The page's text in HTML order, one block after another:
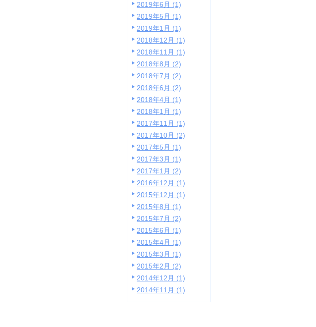
2019年6月 (1)
2019年5月 (1)
2019年1月 (1)
2018年12月 (1)
2018年11月 (1)
2018年8月 (2)
2018年7月 (2)
2018年6月 (2)
2018年4月 (1)
2018年1月 (1)
2017年11月 (1)
2017年10月 (2)
2017年5月 (1)
2017年3月 (1)
2017年1月 (2)
2016年12月 (1)
2015年12月 (1)
2015年8月 (1)
2015年7月 (2)
2015年6月 (1)
2015年4月 (1)
2015年3月 (1)
2015年2月 (2)
2014年12月 (1)
2014年11月 (1)